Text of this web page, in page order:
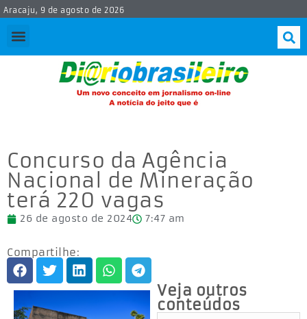
Aracaju, 9 de agosto de 2026
Concurso da Agência
Nacional de Mineração
terá 220 vagas
26 de agosto de 2024 7:47 am
Compartilhe:
Veja outros
conteúdos